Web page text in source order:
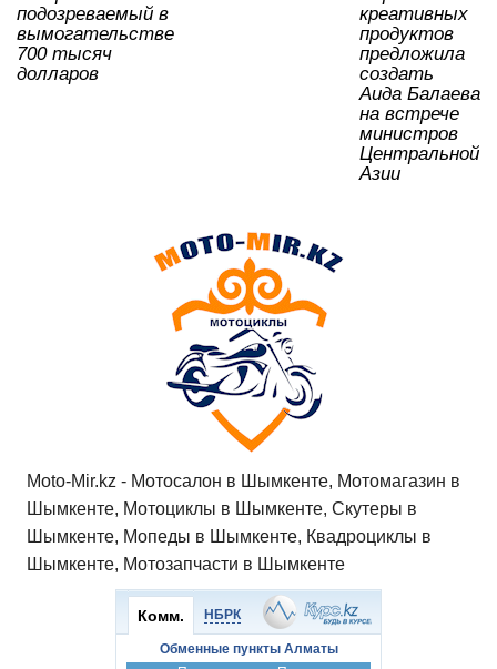
подозреваемый в
вымогательстве
700 тысяч
долларов
креативных
продуктов
предложила
создать
Аида Балаева
на встрече
министров
Центральной
Азии
Moto-Mir.kz - Мотосалон в Шымкенте, Мотомагазин в
Шымкенте, Мотоциклы в Шымкенте, Скутеры в
Шымкенте, Мопеды в Шымкенте, Квадроциклы в
Шымкенте, Мотозапчасти в Шымкенте